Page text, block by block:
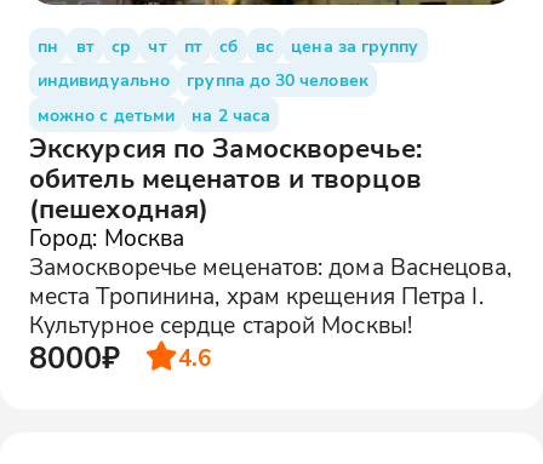
пн вт ср чт пт сб вс
цена за группу
индивидуально
группа до 30 человек
можно с детьми
на 2 часа
Экскурсия по Замоскворечье:
обитель меценатов и творцов
(пешеходная)
Город: Москва
Замоскворечье меценатов: дома Васнецова,
места Тропинина, храм крещения Петра I.
Культурное сердце старой Москвы!
8000₽ 4.6